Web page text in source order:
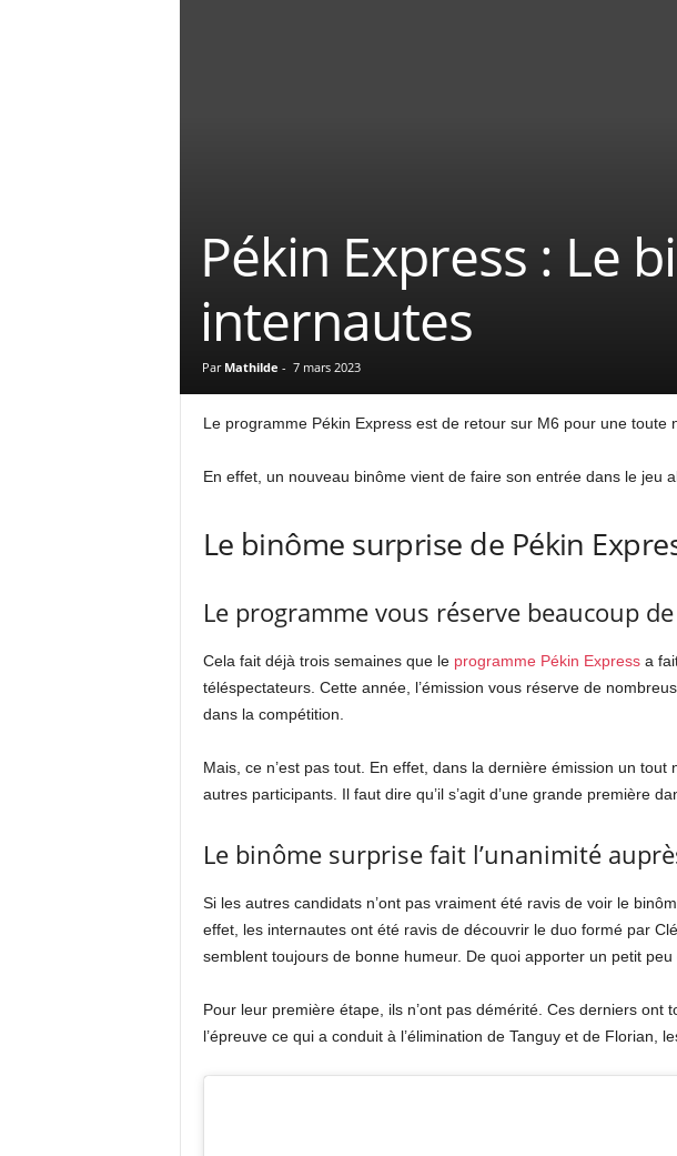
Pékin Express : Le
internautes
Par Mathilde - 7 mars 2023
Le programme Pékin Express est de retour sur M6 pour une toute
En effet, un nouveau binôme vient de faire son entrée dans le jeu
Le binôme surprise de Pékin
Le programme vous réserve beaucoup
Cela fait déjà trois semaines que le programme Pékin Expressa
téléspectateurs. Cette année, l’émission vous réserve de
dans la compétition.
Mais, ce n’est pas tout. En effet, dans la dernière émission un
autres participants. Il faut dire qu’il s’agit d’une grande première
Le binôme surprise fait l’unanimité
Si les autres candidats n’ont pas vraiment été ravis de voir le
effet, les internautes ont été ravis de découvrir le duo formé par
semblent toujours de bonne humeur. De quoi apporter un petit peu
Pour leur première étape, ils n’ont pas démérité. Ces derniers
l’épreuve ce qui a conduit à l’élimination de Tanguy et de Florian,